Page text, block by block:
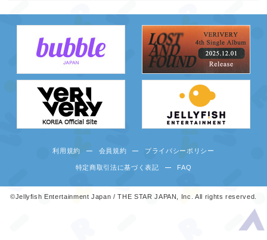
利用規約 会員規約 プライバシーポリシー
特定商取引法に基づく表記 FAQ
©Jellyfish Entertainment Japan / THE STAR JAPAN, Inc. All rights reserved.